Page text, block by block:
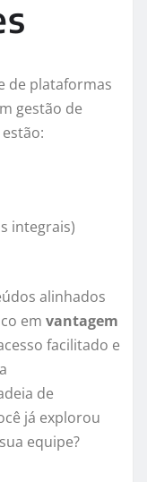
de plataformas
gestão de
integrais)
alinhados
em vantagem
facilitado e
de
já explorou
equipe?